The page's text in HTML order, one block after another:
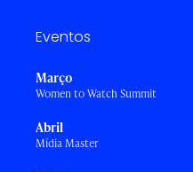
Eventos
Março
Women to Watch Summit
Abril
Mídia Master